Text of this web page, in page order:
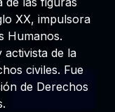
XX, impulsora
Humanos.
de la
civiles. Fue
de Derechos